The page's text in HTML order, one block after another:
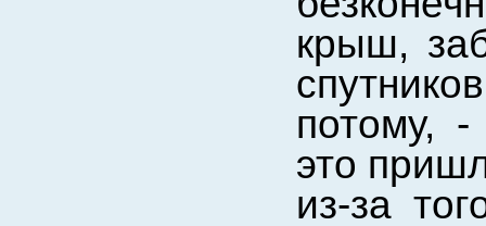
крыш,
потому,
это
из-за